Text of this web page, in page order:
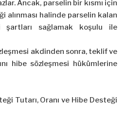
Ancak, parselin bir kısmı için
alınması halinde parselin kalan
şartları sağlamak koşulu ile
akdinden sonra, teklif ve
hibe sözleşmesi hükümlerine
Tutarı, Oranı ve Hibe Desteği